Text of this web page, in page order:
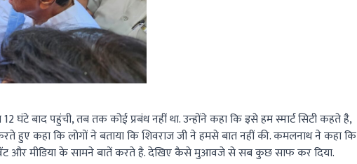
घंटे बाद पहुंची, तब तक कोई प्रबंध नहीं था. उन्होंने कहा कि इसे हम स्मार्ट सिटी कहते है,
हुए कहा कि लोगों ने बताया कि शिवराज जी ने हमसे बात नहीं की. कमलनाथ ने कहा कि
और मीडिया के सामने बातें करते है. देखिए कैसे मुआवजे से सब कुछ साफ कर दिया.